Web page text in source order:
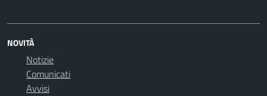
NOVITÀ
Notizie
Comunicati
Avvisi